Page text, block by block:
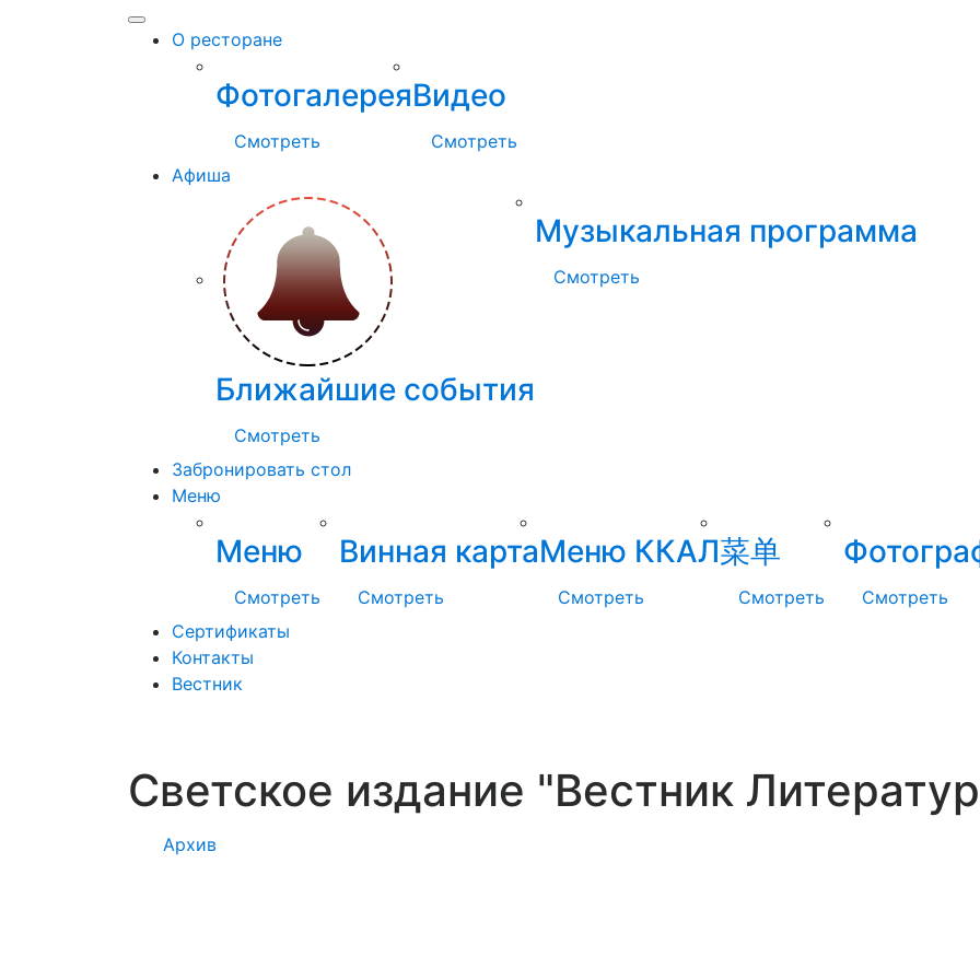
О ресторане
Фотогалерея
Смотреть
Видео
Смотреть
Афиша
Ближайшие события
Смотреть
Музыкальная программа
Смотреть
Забронировать стол
Меню
Меню
Смотреть
Винная карта
Смотреть
Меню ККАЛ
Смотреть
菜单
Смотреть
Смотреть
Сертификаты
Контакты
Вестник
Светское издание "Вестник
Архив